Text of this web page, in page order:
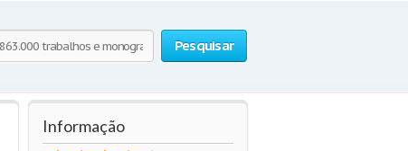
Pesquisar
Informação